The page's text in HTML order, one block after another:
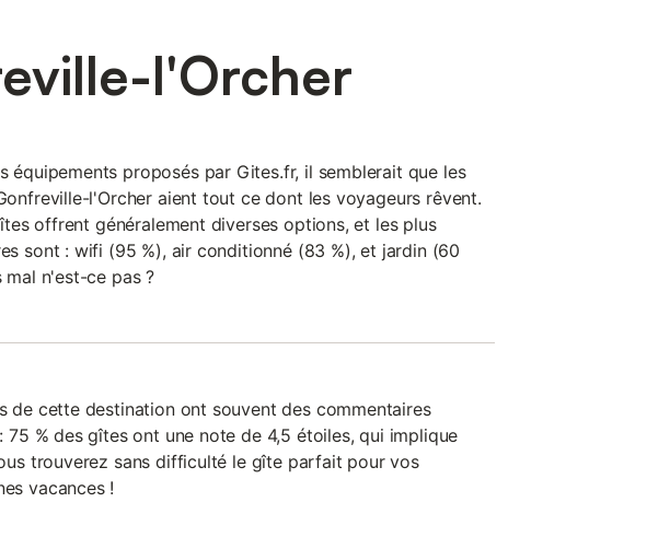
l'Orcher
équipements proposés par Gites.fr, il semblerait que les
l'Orcher aient tout ce dont les voyageurs rêvent.
offrent généralement diverses options, et les plus
sont : wifi (95 %), air conditionné (83 %), et jardin (60
mal n'est-ce pas ?
de cette destination ont souvent des commentaires
75 % des gîtes ont une note de 4,5 étoiles, qui implique
trouverez sans difficulté le gîte parfait pour vos
vacances !